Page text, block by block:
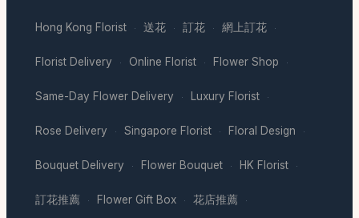
Hong Kong Florist · 送花 · 訂花 · 網上訂花 ·
Florist Delivery · Online Florist · Flower Shop ·
Same-Day Flower Delivery · Luxury Florist ·
Rose Delivery · Singapore Florist · Floral Design ·
Bouquet Delivery · Flower Bouquet · HK Florist ·
訂花推薦 · Flower Gift Box · 花店推薦 ·